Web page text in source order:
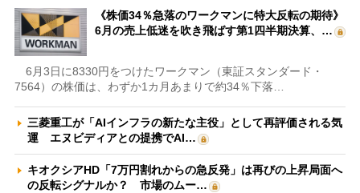
《株価34％急落のワークマンに特大反転の期待》
6月の売上低迷を吹き飛ばす第1四半期決算、…
6月3日に8330円をつけたワークマン（東証スタンダード・
7564）の株価は、わずか1カ月あまりで約34％下落…
三菱重工が「AIインフラの新たな主役」として再評価される気
運 エヌビディアとの提携でAI…
キオクシアHD「7万円割れからの急反発」は再びの上昇局面へ
の反転シグナルか？ 市場のムー…